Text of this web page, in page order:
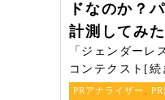
ドなのか？
計測してみた
「ジェンダーレ
コンテクスト[続
PRアナライザー , PR